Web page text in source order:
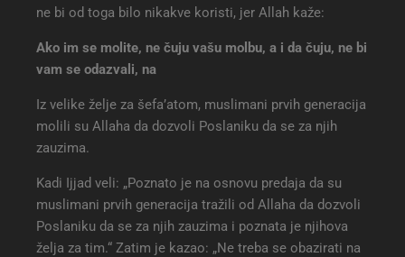
ne bi od toga bilo nikakve koristi, jer Allah kaže:
Ako im se molite, ne čuju vašu molbu, a i da čuju, ne bi
vam se odazvali, na
Iz velike želje za šefa’atom, muslimani prvih generacija
molili su Allaha da dozvoli Poslaniku da se za njih
zauzima.
Kadi Ijjad veli: „Poznato je na osnovu predaja da su
muslimani prvih generacija tražili od Allaha da dozvoli
Poslaniku da se za njih zauzima i poznata je njihova
želja za tim.“ Zatim je kazao: „Ne treba se obazirati na